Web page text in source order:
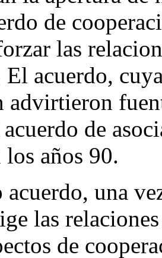
de
las
El acuerdo,
advirtieron
de
años 90.
una
las
de